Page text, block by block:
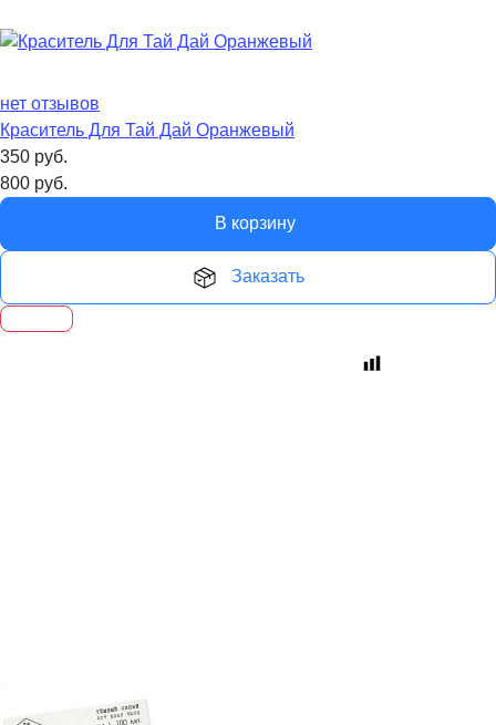
нет отзывов
Краситель Для Тай Дай Оранжевый
350 руб.
800 руб.
В корзину
Заказать